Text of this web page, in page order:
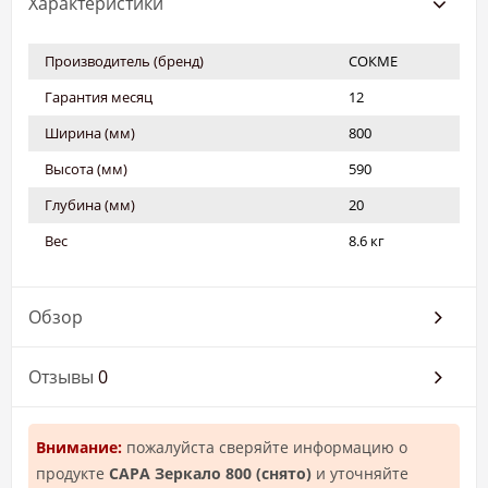
Производитель (бренд)
СОКМЕ
Гарантия месяц
12
Ширина (мм)
800
Высота (мм)
590
Глубина (мм)
20
Вес
8.6 кг
Обзор
Отзывы 0
Внимание: пожалуйста сверяйте информацию о
продукте САРА Зеркало 800 (cнято) и уточняйте